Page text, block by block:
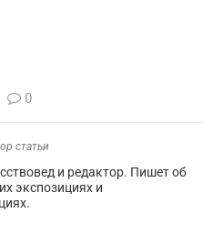
0
статьи
и редактор. Пишет об
экспозициях и